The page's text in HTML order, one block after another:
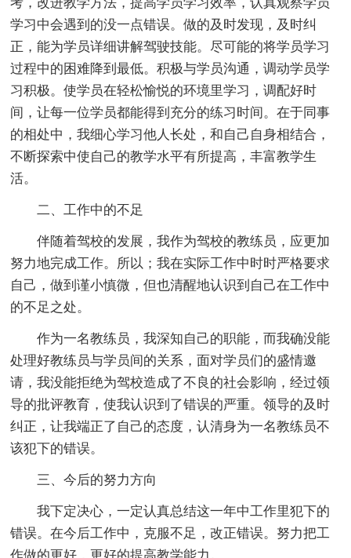
学习中会遇到的没一点错误。做的及时发现，及时纠
正，能为学员详细讲解驾驶技能。尽可能的将学员学习
过程中的困难降到最低。积极与学员沟通，调动学员学
习积极。使学员在轻松愉悦的环境里学习，调配好时
间，让每一位学员都能得到充分的练习时间。在于同事
的相处中，我细心学习他人长处，和自己自身相结合，
不断探索中使自己的教学水平有所提高，丰富教学生
活。
二、工作中的不足
伴随着驾校的发展，我作为驾校的教练员，应更加
努力地完成工作。所以；我在实际工作中时时严格要求
自己，做到谨小慎微，但也清醒地认识到自己在工作中
的不足之处。
作为一名教练员，我深知自己的职能，而我确没能
处理好教练员与学员间的关系，面对学员们的盛情邀
请，我没能拒绝为驾校造成了不良的社会影响，经过领
导的批评教育，使我认识到了错误的严重。领导的及时
纠正，让我端正了自己的态度，认清身为一名教练员不
该犯下的错误。
三、今后的努力方向
我下定决心，一定认真总结这一年中工作里犯下的
错误。在今后工作中，克服不足，改正错误。努力把工